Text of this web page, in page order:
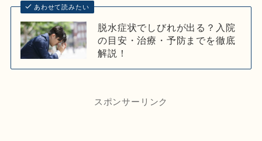
あわせて読みたい
脱水症状でしびれが出る？入院
の目安・治療・予防までを徹底
解説！
スポンサーリンク